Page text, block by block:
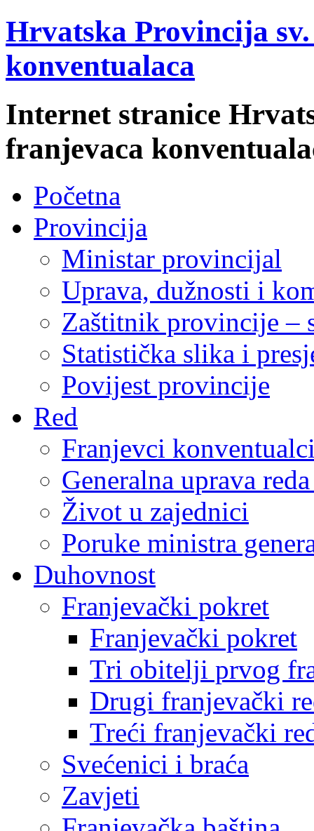
Hrvatska Provincija
konventualaca
Internet stranice
franjevaca
Početna
Provincija
Ministar provincijal
Uprava, dužnosti i
Zaštitnik provincije –
Statistička slika i
Povijest provincije
Red
Franjevci
Generalna uprava
Život u zajednici
Poruke ministra
Duhovnost
Franjevački pokret
Franjevački pokret
Tri obitelji prvog
Drugi franjevački
Treći franjevački
Svećenici i braća
Zavjeti